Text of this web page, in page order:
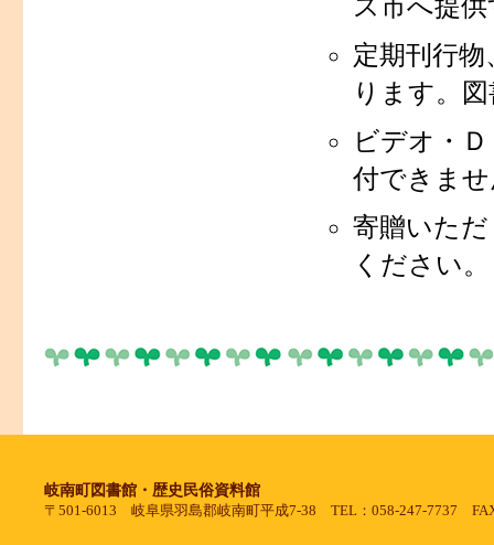
ス市へ提
定期刊行
ります。
ビデオ・
付できま
寄贈いた
ください。
岐南町図書館・歴史民俗資料館
〒501-6013 岐阜県羽島郡岐南町平成7-38 TEL：058-247-7737